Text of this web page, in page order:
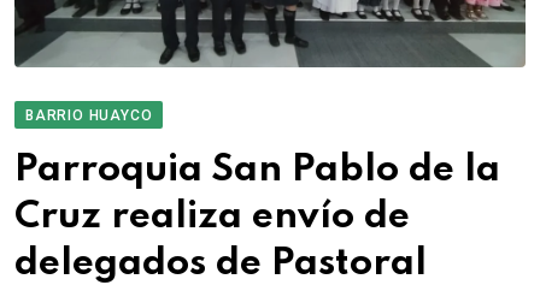
BARRIO HUAYCO
Parroquia San Pablo de la
Cruz realiza envío de
delegados de Pastoral